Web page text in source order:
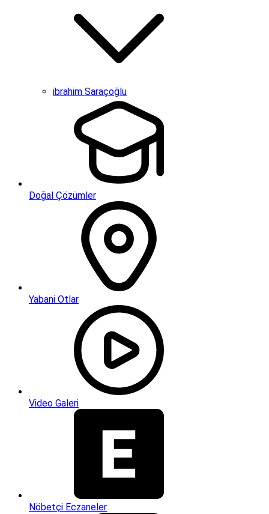
ibrahim Saraçoğlu
Doğal Çözümler
Yabani Otlar
Video Galeri
Nöbetçi Eczaneler